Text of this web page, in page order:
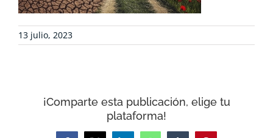
CARRITO
13 julio, 2023
¡Comparte esta publicación, elige tu
plataforma!